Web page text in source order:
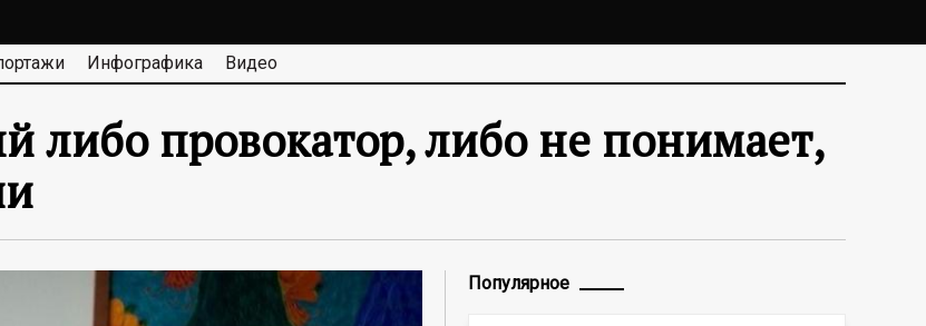
Инфографика Видео
либо провокатор, либо не понимает,
Популярное